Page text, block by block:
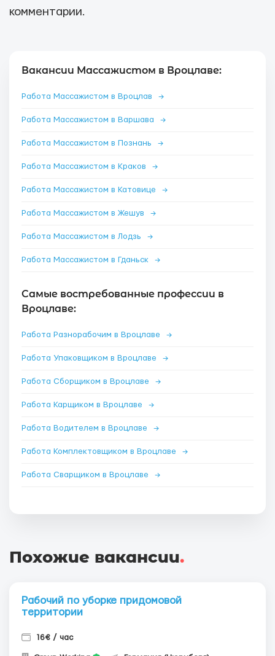
комментарии.
Вакансии Массажистом в Вроцлаве:
Работа Массажистом в Вроцлав →
Работа Массажистом в Варшава →
Работа Массажистом в Познань →
Работа Массажистом в Краков →
Работа Массажистом в Катовице →
Работа Массажистом в Жешув →
Работа Массажистом в Лодзь →
Работа Массажистом в Гданьск →
Самые востребованные профессии в
Вроцлаве:
Работа Разнорабочим в Вроцлаве →
Работа Упаковщиком в Вроцлаве →
Работа Сборщиком в Вроцлаве →
Работа Карщиком в Вроцлаве →
Работа Водителем в Вроцлаве →
Работа Комплектовщиком в Вроцлаве →
Работа Сварщиком в Вроцлаве →
Похожие вакансии.
Рабочий по уборке придомовой
территории
16€ / час